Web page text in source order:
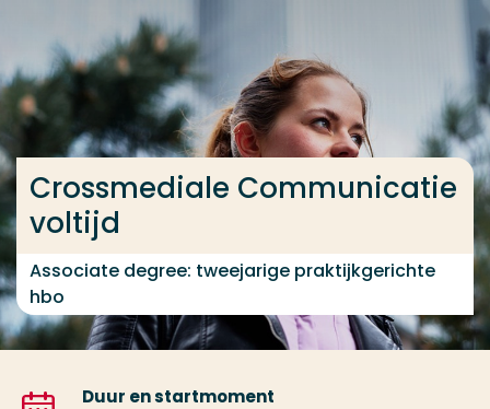
Ga direct naar de content
... > Crossmediale Communicatie voltijd
Crossmediale Communicatie
voltijd
Associate degree: tweejarige praktijkgerichte
hbo
Duur en startmoment
Veel gezocht
Opleiding
Contact